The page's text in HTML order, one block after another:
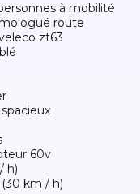
route
zt63
60v
h)
km / h)